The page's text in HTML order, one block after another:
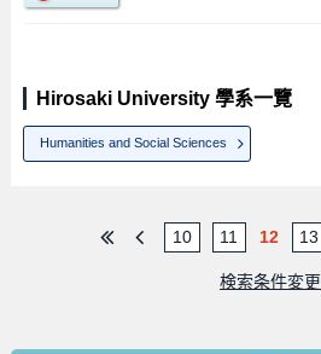
Hirosaki University 學系一覽
Humanities and Social Sciences
10 11 12 13
検索条件変更